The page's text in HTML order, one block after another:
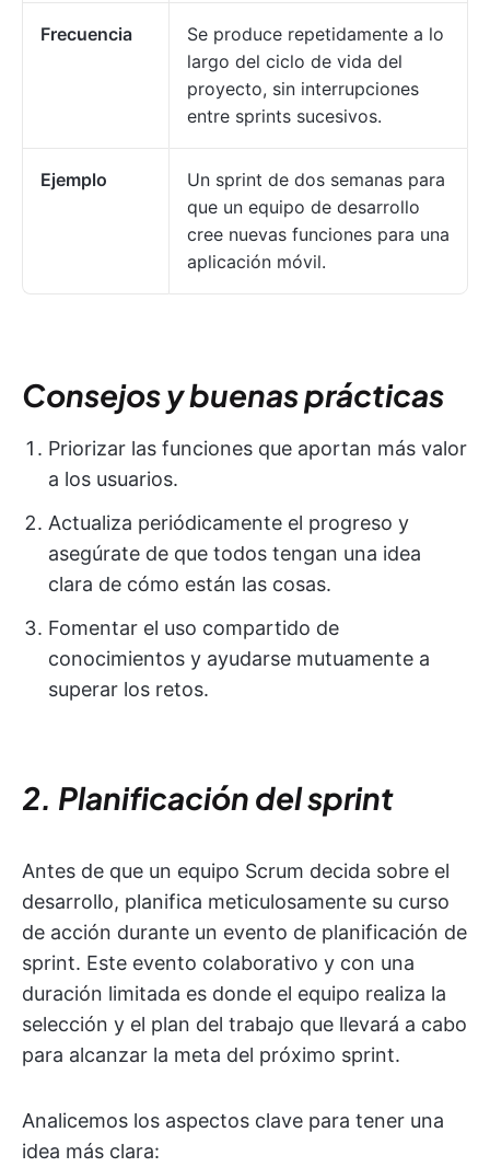
Frecuencia
Se produce repetidamente a lo
largo del ciclo de vida del
proyecto, sin interrupciones
entre sprints sucesivos.
Ejemplo
Un sprint de dos semanas para
que un equipo de desarrollo
cree nuevas funciones para una
aplicación móvil.
Consejos y buenas prácticas
Priorizar las funciones que aportan más valor
a los usuarios.
Actualiza periódicamente el progreso y
asegúrate de que todos tengan una idea
clara de cómo están las cosas.
Fomentar el uso compartido de
conocimientos y ayudarse mutuamente a
superar los retos.
2. Planificación del sprint
Antes de que un equipo Scrum decida sobre el
desarrollo, planifica meticulosamente su curso
de acción durante un evento de planificación de
sprint. Este evento colaborativo y con una
duración limitada es donde el equipo realiza la
selección y el plan del trabajo que llevará a cabo
para alcanzar la meta del próximo sprint.
Analicemos los aspectos clave para tener una
idea más clara: